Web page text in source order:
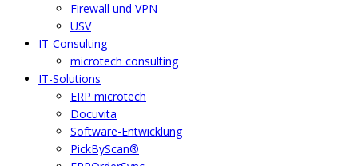
Firewall und VPN
USV
IT-Consulting
microtech consulting
IT-Solutions
ERP microtech
Docuvita
Software-Entwicklung
PickByScan®